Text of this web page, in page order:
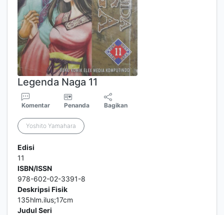
Legenda Naga 11
Komentar Penanda Bagikan
Yoshito Yamahara
Edisi
11
ISBN/ISSN
978-602-02-3391-8
Deskripsi Fisik
135hlm.ilus;17cm
Judul Seri